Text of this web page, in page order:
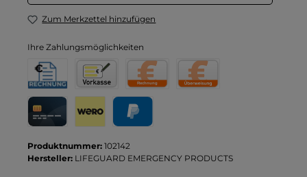
Zum Merkzettel hinzufügen
Ihre Zahlungsmöglichkeiten
Produktnummer: 102142
Hersteller: LIFEGUARD EMERGENCY PRODUCTS